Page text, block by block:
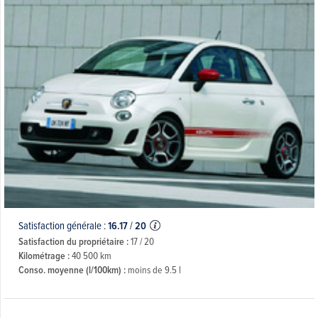
Satisfaction générale :16.17/20
Satisfaction du propriétaire :17 / 20
Kilométrage :40 500 km
Conso. moyenne (l/100km) :moins de 9.5 l